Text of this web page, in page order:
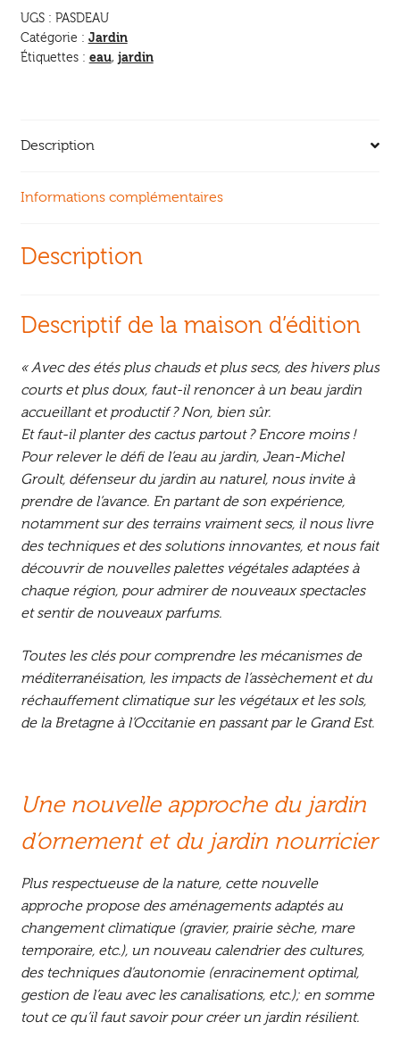
UGS : PASDEAU
Catégorie : Jardin
Étiquettes : eau, jardin
Description
Informations complémentaires
Description
Descriptif de la maison d’édition
« Avec des étés plus chauds et plus secs, des hivers plus
courts et plus doux, faut-il renoncer à un beau jardin
accueillant et productif ? Non, bien sûr.
Et faut-il planter des cactus partout ? Encore moins !
Pour relever le défi de l’eau au jardin, Jean-Michel
Groult, défenseur du jardin au naturel, nous invite à
prendre de l’avance. En partant de son expérience,
notamment sur des terrains vraiment secs, il nous livre
des techniques et des solutions innovantes, et nous fait
découvrir de nouvelles palettes végétales adaptées à
chaque région, pour admirer de nouveaux spectacles
et sentir de nouveaux parfums.
Toutes les clés pour comprendre les mécanismes de
méditerranéisation, les impacts de l’assèchement et du
réchauffement climatique sur les végétaux et les sols,
de la Bretagne à l’Occitanie en passant par le Grand Est.
Une nouvelle approche du jardin
d’ornement et du jardin nourricier
Plus respectueuse de la nature, cette nouvelle
approche propose des aménagements adaptés au
changement climatique (gravier, prairie sèche, mare
temporaire, etc.), un nouveau calendrier des cultures,
des techniques d’autonomie (enracinement optimal,
gestion de l’eau avec les canalisations, etc.); en somme
tout ce qu’il faut savoir pour créer un jardin résilient.